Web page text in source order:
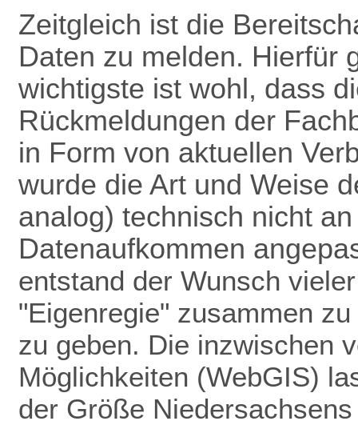
Zeitgleich ist die
Daten zu melden. Hierfür
wichtigste ist wohl, dass
Rückmeldungen der
in Form von aktuellen
wurde die Art und Weise
analog) technisch nicht
Datenaufkommen
entstand der Wunsch
"Eigenregie" zusammen
zu geben. Die inzwischen
Möglichkeiten (WebGIS)
der Größe